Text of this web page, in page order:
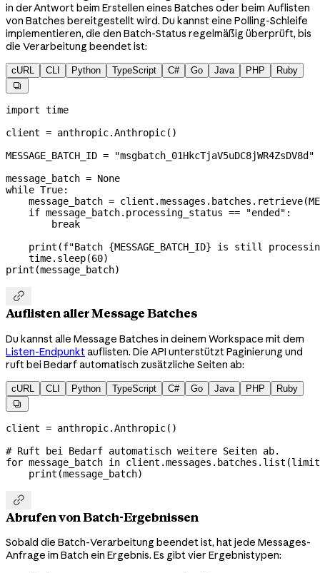
in der Antwort beim Erstellen eines Batches oder beim Auflisten
von Batches bereitgestellt wird. Du kannst eine Polling-Schleife
implementieren, die den Batch-Status regelmäßig überprüft, bis
die Verarbeitung beendet ist:
cURL CLI Python TypeScript C# Go Java PHP Ruby

import time
client = anthropic.Anthropic()
MESSAGE_BATCH_ID = "msgbatch_01HkcTjaV5uDC8jWR4ZsDV8d"
message_batch = None
while True:
    message_batch
= client.messages.batches.retrieve(
    if
message_batch.processing_status == "ended" :
        break
    print
(f"Batch {MESSAGE_BATCH_ID} is still
    time.sleep(
60)
print (message_batch)

Auflisten aller Message Batches
Du kannst alle Message Batches in deinem Workspace mit dem
Listen-Endpunkt auflisten. Die API unterstützt Paginierung und
ruft bei Bedarf automatisch zusätzliche Seiten ab:
cURL CLI Python TypeScript C# Go Java PHP Ruby

client = anthropic.Anthropic()
# Ruft bei Bedarf automatisch weitere Seiten ab.
for message_batch in client.messages.batches.list(limit
    print
(message_batch)

Abrufen von Batch-Ergebnissen
Sobald die Batch-Verarbeitung beendet ist, hat jede Messages-
Anfrage im Batch ein Ergebnis. Es gibt vier Ergebnistypen: